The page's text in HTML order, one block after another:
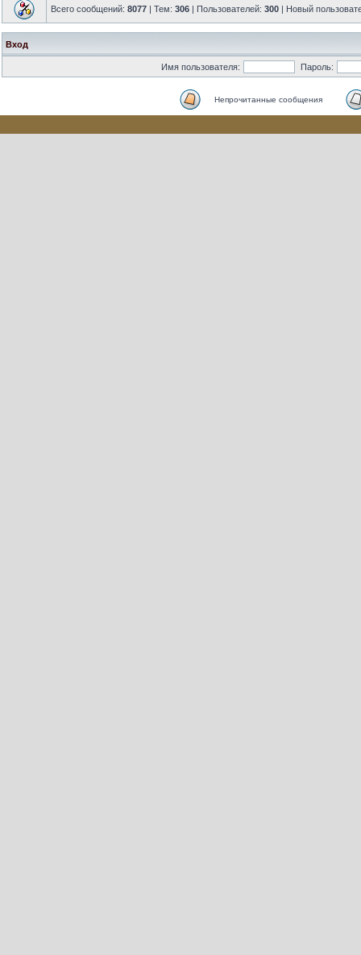
Всего сообщений: 8077 | Тем: 306 | Пользователей: 300 | Новый
Вход
Имя пользователя: Пароль:
Непрочитанные сообщения